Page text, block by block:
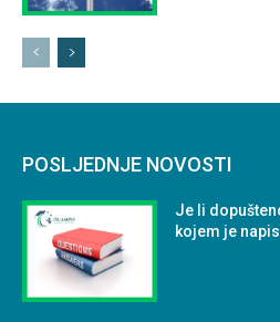
POSLJEDNJE NOVOSTI
Je li
kojem je